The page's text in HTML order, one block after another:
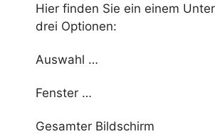
Hier finden Sie ein einem
drei Optionen:
Auswahl …
Fenster …
Gesamter Bildschirm